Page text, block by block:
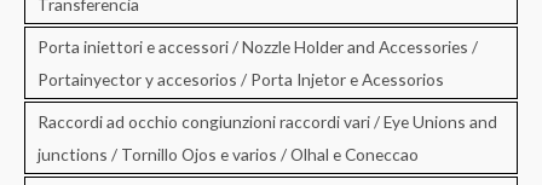
Transferencia
Porta iniettori e accessori / Nozzle Holder and Accessories /
Portainyector y accesorios / Porta Injetor e Acessorios
Raccordi ad occhio congiunzioni raccordi vari / Eye Unions and
junctions / Tornillo Ojos e varios / Olhal e Coneccao